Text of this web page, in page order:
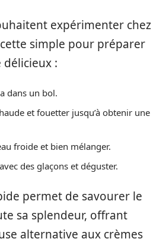
expérimenter chez
simple pour préparer
:
dans un bol.
et fouetter jusqu’à obtenir une
froide et bien mélanger.
des glaçons et déguster.
permet de savourer le
sa splendeur, offrant
alternative aux crèmes